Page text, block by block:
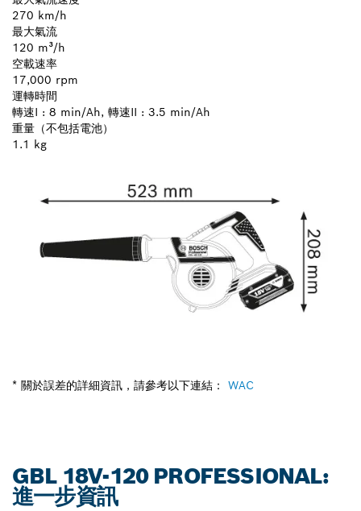
270 km/h
最大氣流
120 m³/h
空載速率
17,000 rpm
運轉時間
轉速I : 8 min/Ah, 轉速II : 3.5 min/Ah
重量（不包括電池）
1.1 kg
* 關於誤差的詳細資訊，請參考以下連結： WAC
GBL 18V-120 PROFESSIONAL:
進一步資訊